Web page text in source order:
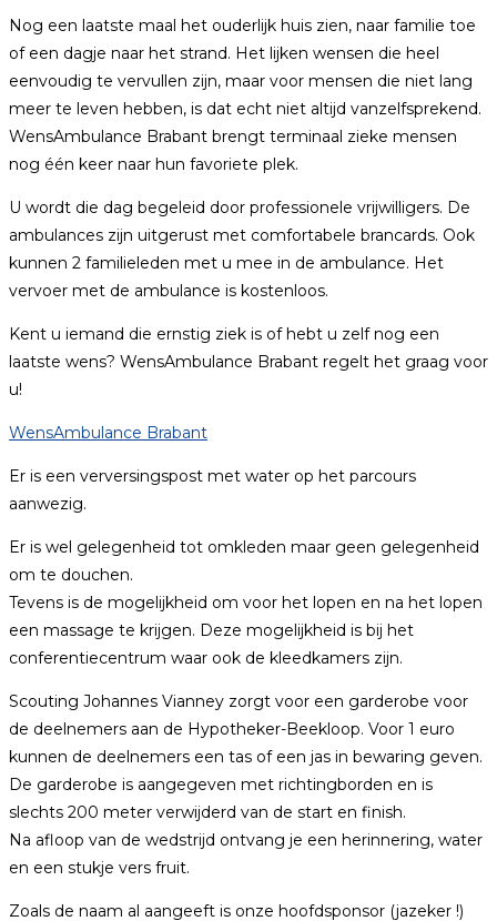
Nog een laatste maal het ouderlijk huis zien, naar familie toe
of een dagje naar het strand. Het lijken wensen die heel
eenvoudig te vervullen zijn, maar voor mensen die niet lang
meer te leven hebben, is dat echt niet altijd vanzelfsprekend.
WensAmbulance Brabant brengt terminaal zieke mensen
nog één keer naar hun favoriete plek.
U wordt die dag begeleid door professionele vrijwilligers. De
ambulances zijn uitgerust met comfortabele brancards. Ook
kunnen 2 familieleden met u mee in de ambulance. Het
vervoer met de ambulance is kostenloos.
Kent u iemand die ernstig ziek is of hebt u zelf nog een
laatste wens? WensAmbulance Brabant regelt het graag voor
u!
WensAmbulance Brabant
Er is een verversingspost met water op het parcours
aanwezig.
Er is wel gelegenheid tot omkleden maar geen gelegenheid
om te douchen.
Tevens is de mogelijkheid om voor het lopen en na het lopen
een massage te krijgen. Deze mogelijkheid is bij het
conferentiecentrum waar ook de kleedkamers zijn.
Scouting Johannes Vianney zorgt voor een garderobe voor
de deelnemers aan de Hypotheker-Beekloop. Voor 1 euro
kunnen de deelnemers een tas of een jas in bewaring geven.
De garderobe is aangegeven met richtingborden en is
slechts 200 meter verwijderd van de start en finish.
Na afloop van de wedstrijd ontvang je een herinnering, water
en een stukje vers fruit.
Zoals de naam al aangeeft is onze hoofdsponsor (jazeker !)